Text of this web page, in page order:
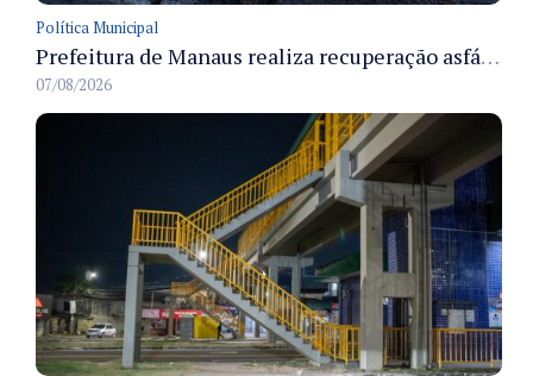
Política Municipal
Prefeitura de Manaus realiza recuperação asfáltica na rua Canário do Campo e amplia mobilidade na zona Norte
07/08/2026